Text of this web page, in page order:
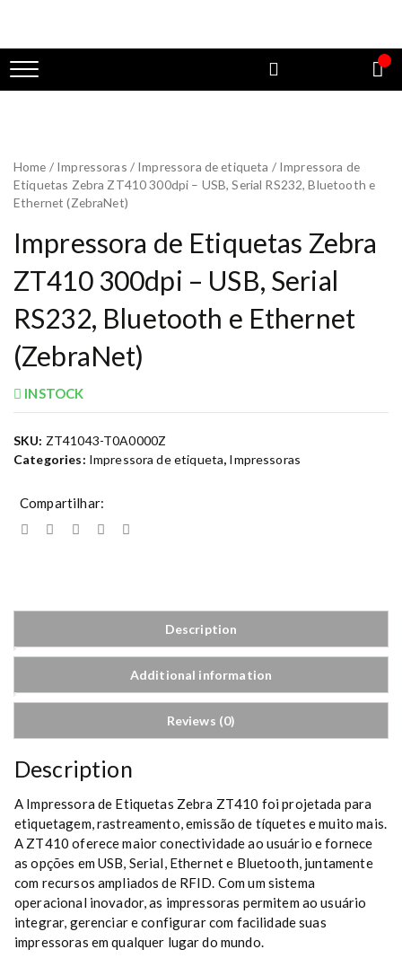
Home / Impressoras / Impressora de etiqueta / Impressora de
Etiquetas Zebra ZT410 300dpi – USB, Serial RS232, Bluetooth e
Ethernet (ZebraNet)
Impressora de Etiquetas Zebra
ZT410 300dpi – USB, Serial
RS232, Bluetooth e Ethernet
(ZebraNet)
INSTOCK
SKU: ZT41043-T0A0000Z
Categories: Impressora de etiqueta, Impressoras
Compartilhar:
Description
Additional information
Reviews (0)
Description
A Impressora de Etiquetas Zebra ZT410 foi projetada para
etiquetagem, rastreamento, emissão de tíquetes e muito mais.
A ZT410 oferece maior conectividade ao usuário e fornece
as opções em USB, Serial, Ethernet e Bluetooth, juntamente
com recursos ampliados de RFID. Com um sistema
operacional inovador, as impressoras permitem ao usuário
integrar, gerenciar e configurar com facilidade suas
impressoras em qualquer lugar do mundo.